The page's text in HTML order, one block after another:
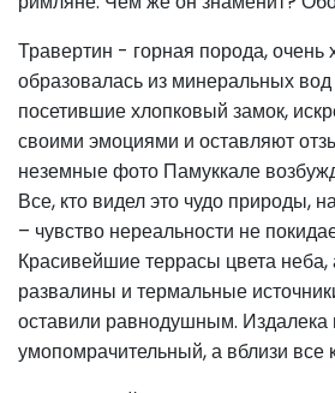
Травертин - горная порода, очень
образовалась из минеральных
посетившие хлопковый замок,
своими эмоциями и оставляют
неземные фото Памуккале
Все, кто видел это чудо природы,
– чувство нереальности не
Красивейшие террасы цвета
развалины и термальные
оставили равнодушным. Издалека
умопомрачительный, а вблизи все